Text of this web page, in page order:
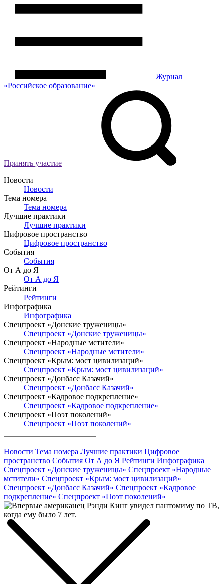
Журнал
«Российское образование»
Принять участие
Новости
Новости
Тема номера
Тема номера
Лучшие практики
Лучшие практики
Цифровое пространство
Цифровое пространство
События
События
От А до Я
От А до Я
Рейтинги
Рейтинги
Инфографика
Инфографика
Спецпроект «Донские труженицы»
Спецпроект «Донские труженицы»
Спецпроект «Народные мстители»
Спецпроект «Народные мстители»
Спецпроект «Крым: мост цивилизаций»
Спецпроект «Крым: мост цивилизаций»
Спецпроект «Донбасс Казачий»
Спецпроект «Донбасс Казачий»
Спецпроект «Кадровое подкрепление»
Спецпроект «Кадровое подкрепление»
Спецпроект «Поэт поколений»
Спецпроект «Поэт поколений»
Новости Тема номера Лучшие практики Цифровое
пространство События От А до Я Рейтинги Инфографика
Спецпроект «Донские труженицы» Спецпроект «Народные
мстители» Спецпроект «Крым: мост цивилизаций»
Спецпроект «Донбасс Казачий» Спецпроект «Кадровое
подкрепление» Спецпроект «Поэт поколений»